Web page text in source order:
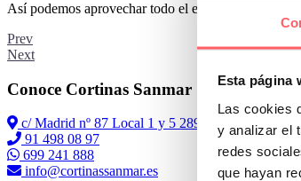
Esta página
Las cookies
y analizar el
redes
que hayan
Así podemos aprovechar todo el espacio en este
Prev
Next
Conoce Cortinas Sanmar
c/ Madrid nº 87 Local 1 y 5 28970 Madrid
91 498 08 97
699 241 888
info@cortinassanmar.es